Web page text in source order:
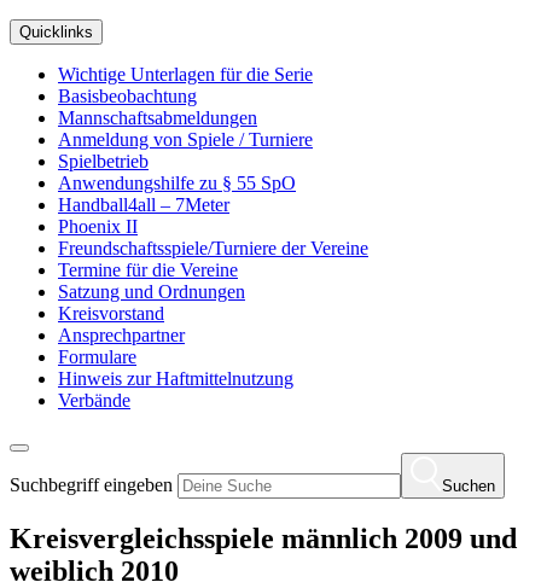
Quicklinks
Wichtige Unterlagen für die Serie
Basisbeobachtung
Mannschaftsabmeldungen
Anmeldung von Spiele / Turniere
Spielbetrieb
Anwendungshilfe zu § 55 SpO
Handball4all – 7Meter
Phoenix II
Freundschaftsspiele/Turniere der Vereine
Termine für die Vereine
Satzung und Ordnungen
Kreisvorstand
Ansprechpartner
Formulare
Hinweis zur Haftmittelnutzung
Verbände
Suchbegriff eingeben Suchen
Kreisvergleichsspiele männlich 2009 und
weiblich 2010